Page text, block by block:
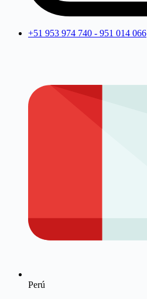
+51 953 974 740 - 951 014 066
Perú